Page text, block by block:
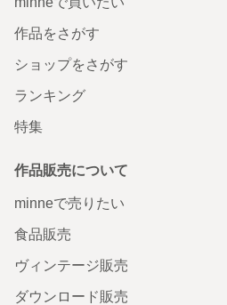
作品をさがす
ショップをさがす
ランキング
特集
作品販売について
minneで売りたい
食品販売
ヴィンテージ販売
ダウンロード販売